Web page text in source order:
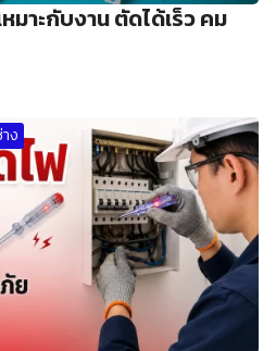
มาะกับงาน ตัดได้เร็ว คม
ง